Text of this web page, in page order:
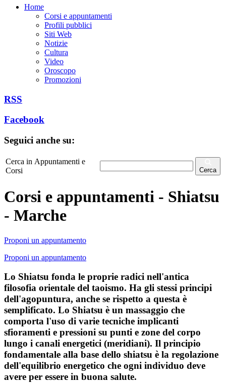
Home
Corsi e appuntamenti
Profili pubblici
Siti Web
Notizie
Cultura
Video
Oroscopo
Promozioni
RSS
Facebook
Seguici anche su:
Cerca in Appuntamenti e
Corsi
Cerca
Corsi e appuntamenti - Shiatsu
- Marche
Proponi un appuntamento
Proponi un appuntamento
Lo Shiatsu fonda le proprie radici nell'antica
filosofia orientale del taoismo. Ha gli stessi principi
dell'agopuntura, anche se rispetto a questa è
semplificato. Lo Shiatsu è un massaggio che
comporta l'uso di varie tecniche implicanti
sfioramenti e pressioni su punti e zone del corpo
lungo i canali energetici (meridiani). Il principio
fondamentale alla base dello shiatsu è la regolazione
dell'equilibrio energetico che ogni individuo deve
avere per essere in buona salute.